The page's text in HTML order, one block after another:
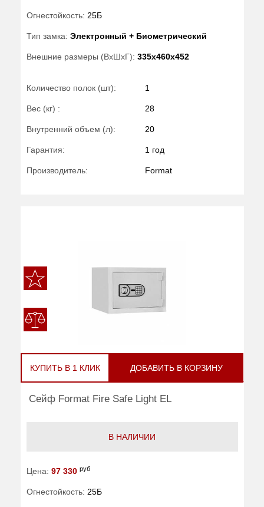
Огнестойкость: 25Б
Тип замка: Электронный + Биометрический
Внешние размеры (ВхШхГ): 335x460x452
Количество полок (шт): 1
Вес (кг) : 28
Внутренний объем (л): 20
Гарантия: 1 год
Производитель: Format
КУПИТЬ В 1 КЛИК ДОБАВИТЬ В КОРЗИНУ
Сейф Format Fire Safe Light EL
В НАЛИЧИИ
Цена: 97 330 руб
Огнестойкость: 25Б